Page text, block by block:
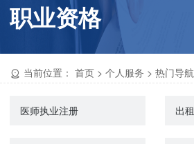
职业资格
当前位置： 首页 >个人服务 >热门导航
医师执业注册